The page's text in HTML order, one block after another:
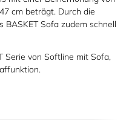
cm beträgt. Durch die
BASKET Sofa zudem schnell
Serie von Softline mit Sofa,